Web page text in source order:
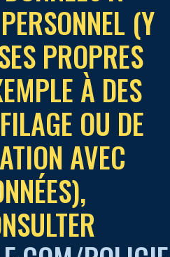
(Y
PROPRES
À DES
OU DE
AVEC